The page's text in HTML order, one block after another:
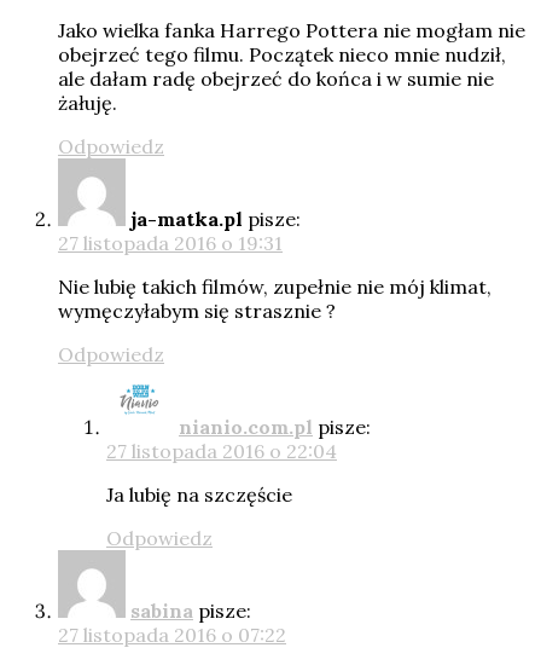
Jako wielka fanka Harrego Pottera nie mogłam nie
obejrzeć tego filmu. Początek nieco mnie nudził,
ale dałam radę obejrzeć do końca i w sumie nie
żałuję.
Odpowiedz
ja-matka.pl pisze:
27 listopada 2016 o 19:31
Nie lubię takich filmów, zupełnie nie mój klimat,
wymęczyłabym się strasznie ?
Odpowiedz
nianio.com.pl pisze:
27 listopada 2016 o 22:04
Ja lubię na szczęście
Odpowiedz
sabina pisze:
27 listopada 2016 o 07:22